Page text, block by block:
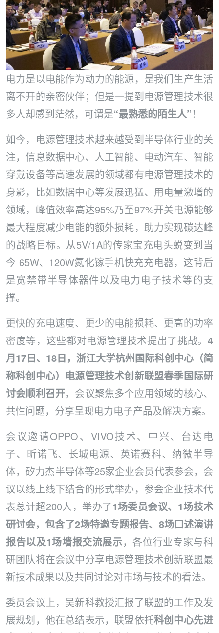
电力是以电能作为动力的能源，是我们生产生活
离不开的亲密伙伴；但是一提到电源管理技术很
多人却感到茫然，可谓是“最熟悉的陌生人”！
如今，电源管理技术越来越受到半导体行业的关
注，信息数据中心、人工智能、电动汽车、智能
穿戴设备等高速发展的领域都有电源管理技术的
身影，比如数据中心等发展迅猛、用电量激增的
领域，峰值效率高达95%乃至97%开关电源能够
最大程度减少电能的额外损耗，助力实现碳达峰
的战略目标。从5V/1A的传家宝充电头蜕变到当
今 65W、120W氮化镓手机快充充电器，这背后
是宽禁带半导体器件以及电力电子技术等的支
撑。
更快的充电速度、更少的电能损耗、更高的功率
密度等，这些都对电源管理技术提出了挑战。 4
月17日、18日，浙江大学杭州国际科创中心（简
称科创中心）电源管理技术创新联盟春季国际研
讨会顺利召开，会议聚焦多个应用领域的核心、
共性问题，分享呈现电力电子产品及解决方案。
会议邀请OPPO、VIVO技术、中兴、台达电
子、昕诺飞、长城电源、英诺赛科、纳微半导
体，矽力杰半导体等25家企业会员代表参会，会
议以线上线下结合的形式举办，参会企业技术代
表总计超200人，举办了1场委员会议、1场技术
研讨会，包含了2场特邀专题报告、8场口述演讲
报告以及1场墙报交流展示，各位行业专家与科
研团队将在会议中分享电源管理技术创新联盟最
新技术成果以及共同讨论对市场与技术的看法。
委员会议上，吴新科教授汇报了联盟的工作及发
展规划，他在总结表示，联盟依托科创中心先进